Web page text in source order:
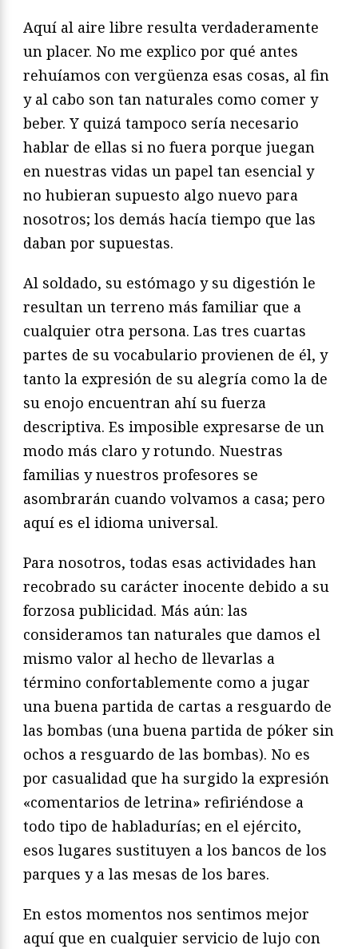
Aquí al aire libre resulta verdaderamente
un placer. No me explico por qué antes
rehuíamos con vergüenza esas cosas, al fin
y al cabo son tan naturales como comer y
beber. Y quizá tampoco sería necesario
hablar de ellas si no fuera porque juegan
en nuestras vidas un papel tan esencial y
no hubieran supuesto algo nuevo para
nosotros; los demás hacía tiempo que las
daban por supuestas.
Al soldado, su estómago y su digestión le
resultan un terreno más familiar que a
cualquier otra persona. Las tres cuartas
partes de su vocabulario provienen de él, y
tanto la expresión de su alegría como la de
su enojo encuentran ahí su fuerza
descriptiva. Es imposible expresarse de un
modo más claro y rotundo. Nuestras
familias y nuestros profesores se
asombrarán cuando volvamos a casa; pero
aquí es el idioma universal.
Para nosotros, todas esas actividades han
recobrado su carácter inocente debido a su
forzosa publicidad. Más aún: las
consideramos tan naturales que damos el
mismo valor al hecho de llevarlas a
término confortablemente como a jugar
una buena partida de cartas a resguardo de
las bombas (una buena partida de póker sin
ochos a resguardo de las bombas). No es
por casualidad que ha surgido la expresión
«comentarios de letrina» refiriéndose a
todo tipo de habladurías; en el ejército,
esos lugares sustituyen a los bancos de los
parques y a las mesas de los bares.
En estos momentos nos sentimos mejor
aquí que en cualquier servicio de lujo con